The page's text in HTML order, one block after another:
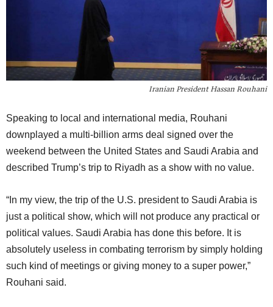
Iranian President Hassan Rouhani
Speaking to local and international media, Rouhani
downplayed a multi-billion arms deal signed over the
weekend between the United States and Saudi Arabia and
described Trump’s trip to Riyadh as a show with no value.
“In my view, the trip of the U.S. president to Saudi Arabia is
just a political show, which will not produce any practical or
political values. Saudi Arabia has done this before. It is
absolutely useless in combating terrorism by simply holding
such kind of meetings or giving money to a super power,”
Rouhani said.